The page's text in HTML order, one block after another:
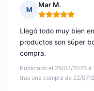
M
Mar M.
Nota: 5 de 5
Publicado el 28/07/2026 à
tras una compra de 22/07/
Llegó todo muy bien
productos son súper
compra.